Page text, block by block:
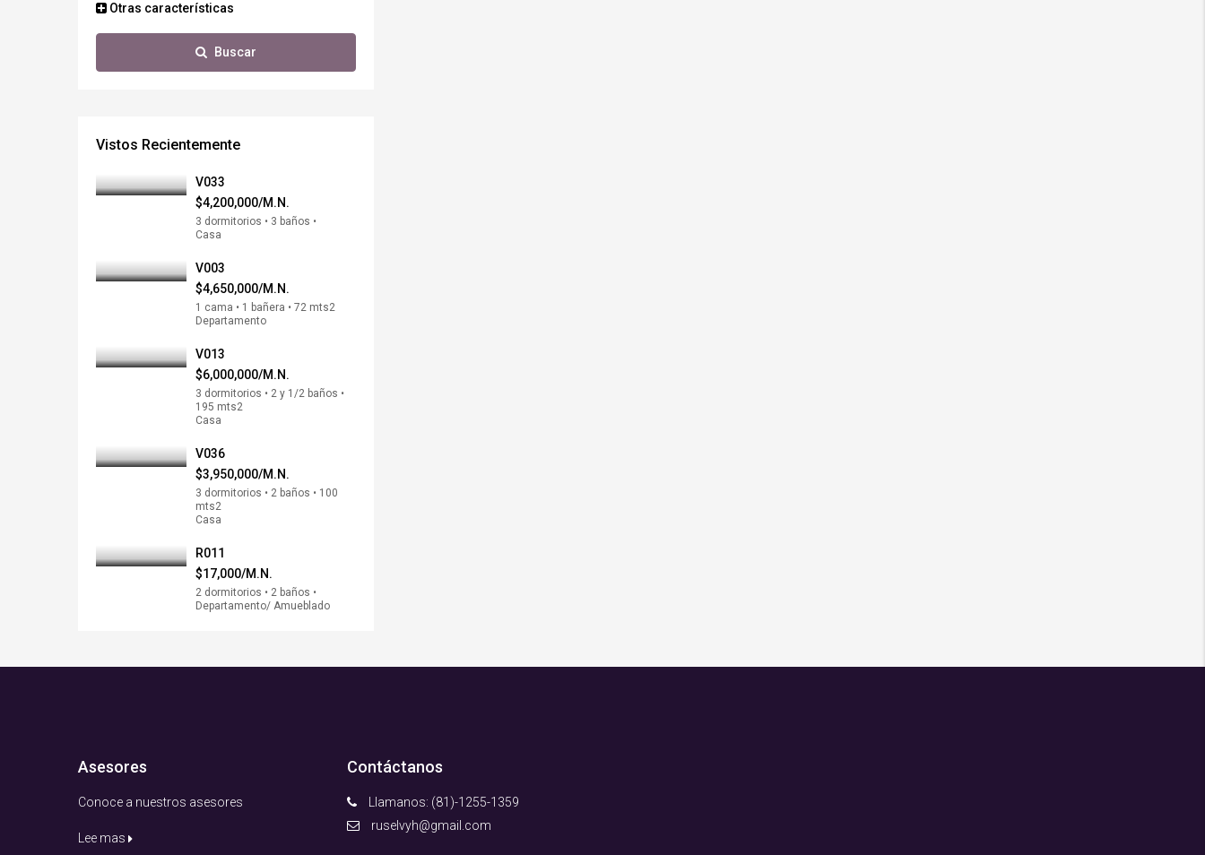
Otras características
Buscar
Vistos Recientemente
V033
$4,200,000/M.N.
3 dormitorios • 3 baños •
Casa
V003
$4,650,000/M.N.
1 cama • 1 bañera • 72 mts2
Departamento
V013
$6,000,000/M.N.
3 dormitorios • 2 y 1/2 baños •
195 mts2
Casa
V036
$3,950,000/M.N.
3 dormitorios • 2 baños • 100
mts2
Casa
R011
$17,000/M.N.
2 dormitorios • 2 baños •
Departamento/ Amueblado
Asesores
Conoce a nuestros asesores
Lee mas
Contáctanos
Llamanos: (81)-1255-1359
ruselvyh@gmail.com